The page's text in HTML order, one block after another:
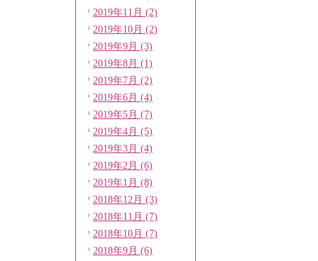
2019年11月 (2)
2019年10月 (2)
2019年9月 (3)
2019年8月 (1)
2019年7月 (2)
2019年6月 (4)
2019年5月 (7)
2019年4月 (5)
2019年3月 (4)
2019年2月 (6)
2019年1月 (8)
2018年12月 (3)
2018年11月 (7)
2018年10月 (7)
2018年9月 (6)